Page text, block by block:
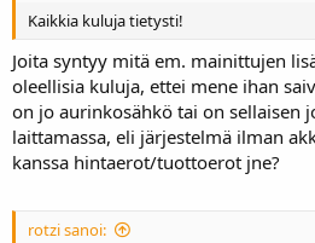
Kaikkia kuluja tietysti!
Joita syntyy mitä em. mainittujen
oleellisia kuluja, ettei mene ihan
on jo aurinkosähkö tai on sellaisen
laittamassa, eli järjestelmä ilman
kanssa hintaerot/tuottoerot jne?
rotzi sanoi: